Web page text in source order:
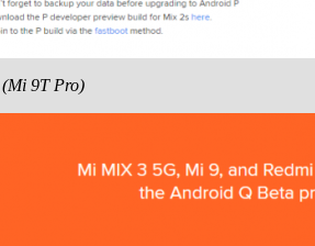
(Mi 9T Pro)